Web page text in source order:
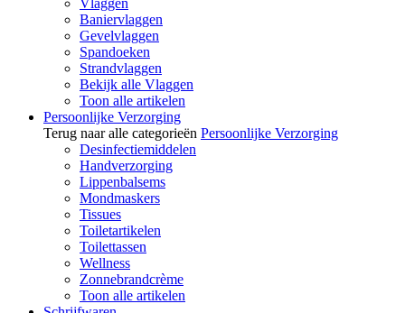
Vlaggen
Baniervlaggen
Gevelvlaggen
Spandoeken
Strandvlaggen
Bekijk alle Vlaggen
Toon alle artikelen
Persoonlijke Verzorging
Terug naar alle categorieën Persoonlijke Verzorging
Desinfectiemiddelen
Handverzorging
Lippenbalsems
Mondmaskers
Tissues
Toiletartikelen
Toilettassen
Wellness
Zonnebrandcrème
Toon alle artikelen